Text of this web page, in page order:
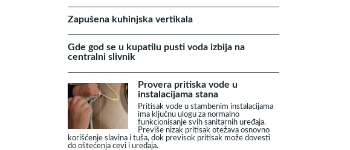
Zapušena kuhinjska vertikala
Gde god se u kupatilu pusti voda izbija na
centralni slivnik
Provera pritiska vode u
instalacijama stana
Pritisak vode u stambenim instalacijama
ima ključnu ulogu za normalno
funkcionisanje svih sanitarnih uređaja.
Previše nizak pritisak otežava osnovno
korišćenje slavina i tuša, dok previsok pritisak može dovesti
do oštećenja cevi i uređaja.